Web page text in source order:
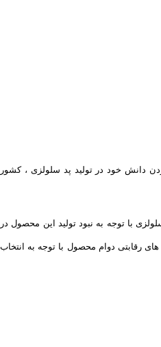
کردن دانش خود در تولید پد سلولزی ، کشور
مرغوب و با کیفیت شرکت تولیدی و بازرگانی هواسلولز فعالیت خود را در سال 1385 در زمینه تولید پد های سلولزی با توجه به نبود تولید این محصول در
رقابتی دوام محصول با توجه به انتخاب